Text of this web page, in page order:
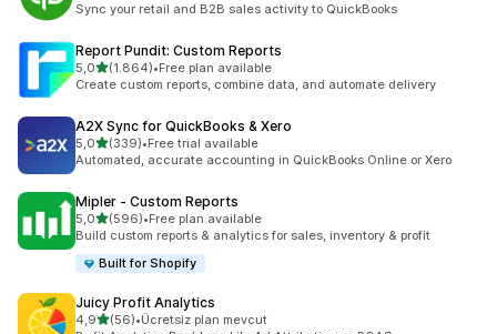
Sync your retail and B2B sales activity to QuickBooks
Report Pundit: Custom Reports
5,05 yıldız üzerinden
(1.864)
toplam 1864 değerlendirme
•Free plan available
Create custom reports, combine data, and automate delivery
A2X Sync for QuickBooks & Xero
5,05 yıldız üzerinden
(339)
toplam 339 değerlendirme
•Free trial available
Automated, accurate accounting in QuickBooks Online or Xero
Mipler ‑ Custom Reports
5,05 yıldız üzerinden
(596)
toplam 596 değerlendirme
•Free plan available
Build custom reports & analytics for sales, inventory & profit
Built for Shopify
Juicy Profit Analytics
4,95 yıldız üzerinden
(56)
toplam 56 değerlendirme
•Ücretsiz plan mevcut